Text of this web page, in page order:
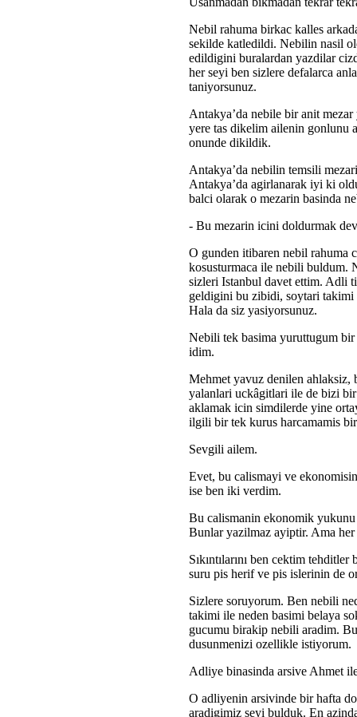
Nebil rahuma birkac kalles
sekilde katledildi. Nebilin nasil
edildigini buralardan yazdilar
her seyi ben sizlere defalarca
taniyorsunuz.
Antakya’da nebile bir anit
yere tas dikelim ailenin gonlunu
onunde dikildik.
Antakya’da nebilin temsili
Antakya’da agirlanarak iyi ki
balci olarak o mezarin basinda
- Bu mezarin icini doldurmak
O gunden itibaren nebil rahuma
kosusturmaca ile nebili buldum.
sizleri Istanbul davet ettim. Adli
geldigini bu zibidi, soytari
Hala da siz yasiyorsunuz.
Nebili tek basima yuruttugum
idim.
Mehmet yavuz denilen
yalanlari uckâgitlari ile de bizi
aklamak icin simdilerde yine
ilgili bir tek kurus harcamamis
Sevgili ailem.
Evet, bu calismayi ve
ise ben iki verdim.
Bu calismanin ekonomik
Bunlar yazilmaz ayiptir. Ama
Sıkıntılarını ben cektim
suru pis herif ve pis islerinin de
Sizlere soruyorum. Ben nebili
takimi ile neden basimi belaya
gucumu birakip nebili aradim.
dusunmenizi ozellikle istiyorum.
Adliye binasinda arsive Ahmet
O adliyenin arsivinde bir hafta
aradigimiz seyi bulduk. En